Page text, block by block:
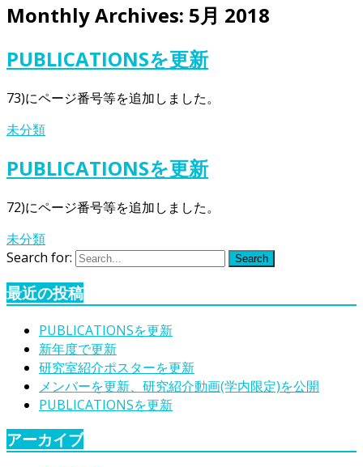
Monthly Archives: 5月 2018
PUBLICATIONSを更新
73)にページ番号等を追加しました。
未分類
PUBLICATIONSを更新
72)にページ番号等を追加しました。
未分類
Search for:
Search
最近の投稿
PUBLICATIONSを更新
新年度で更新
研究室紹介ポスターを更新
メンバーを更新、研究紹介動画(学内限定)を公開
PUBLICATIONSを更新
アーカイブ